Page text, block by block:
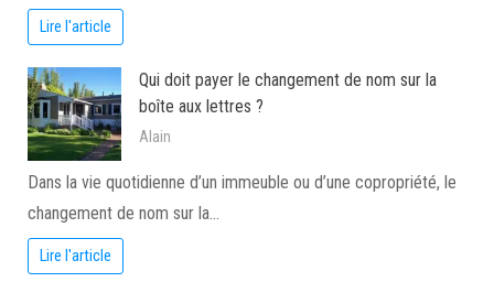
Lire l'article
Qui doit payer le changement de nom sur la
boîte aux lettres ?
Alain
Dans la vie quotidienne d’un immeuble ou d’une copropriété, le
changement de nom sur la…
Lire l'article